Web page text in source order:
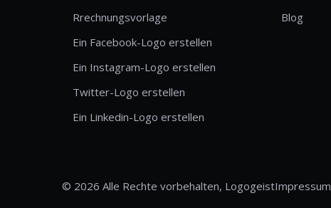
Rrechnungsvorlage
Ein Facebook-Logo erstellen
Ein Instagram-Logo erstellen
Twitter-Logo erstellen
Ein Linkedin-Logo erstellen
Blog
© 2026 Alle Rechte vorbehalten, LogogeistImpressum